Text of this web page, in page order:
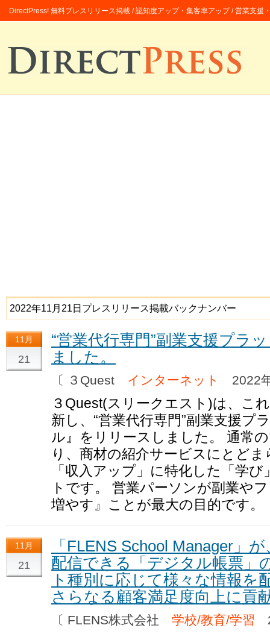
DirectPress! 無料プレスリリース掲載 / 認知度アップ・集客率アップ / 営業支援
2022年11月21日プレスリリース掲載バックナンバー
11月
21
“営業代行専門”副業支援プラ
ました。
〔 ３Quest インターネット 2022
３Quest(スリークエスト)は、こ
新し、“営業代行専門”副業支援プ
ル』をリリースしました。 通常
り、商材の紹介サービスにとど
「収入アップ」に特化した「学
トです。 営業パーソンが副業や
増やす』ことが最大の目的です。
11月
21
「FLENS School Manager」
配信できる「デジタル帳票」
ト種別に応じて様々な情報を
さらなる顧客満足度向上に貢
〔 FLENS株式会社 学校/教育/学習